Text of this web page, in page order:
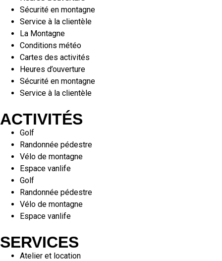
Sécurité en montagne
Service à la clientèle
La Montagne
Conditions météo
Cartes des activités
Heures d’ouverture
Sécurité en montagne
Service à la clientèle
ACTIVITÉS
Golf
Randonnée pédestre
Vélo de montagne
Espace vanlife
Golf
Randonnée pédestre
Vélo de montagne
Espace vanlife
SERVICES
Atelier et location